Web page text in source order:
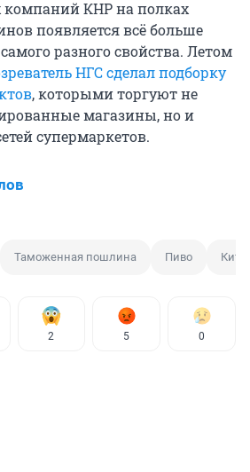
компаний КНР на полках
появляется всё больше
разного свойства. Летом
НГС сделал подборку
, которыми торгуют не
магазины, но и
супермаркетов.
Таможенная пошлина Пиво
2 5 0